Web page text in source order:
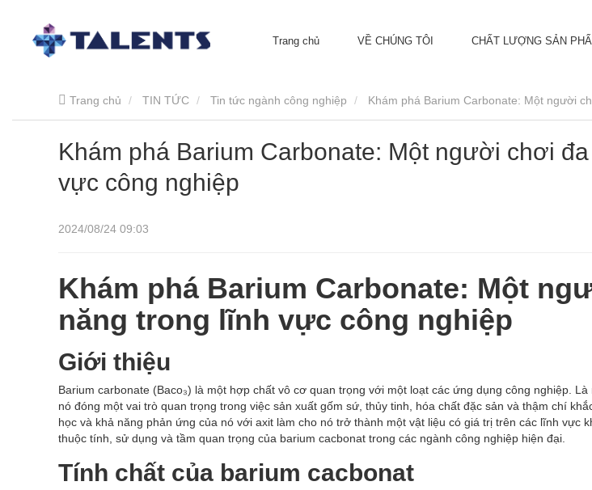
Trang chủ VỀ CHÚNG TÔI CHẤT LƯỢNG SẢN
Trang chủ TIN TỨC Tin tức ngành công nghiệp Khám phá Barium Carbonate: Một người
Khám phá Barium Carbonate: Một người chơi
vực công nghiệp
2024/08/24 09:03
Khám phá Barium Carbonate: Một
năng trong lĩnh vực công nghiệp
Giới thiệu
Barium carbonate (Baco₃) là một hợp chất vô cơ quan trọng với một loạt các ứng dụng công nghiệp. Là
nó đóng một vai trò quan trọng trong việc sản xuất gốm sứ, thủy tinh, hóa chất đặc sản và thậm chí
học và khả năng phản ứng của nó với axit làm cho nó trở thành một vật liệu có giá trị trên các lĩnh vực
thuộc tính, sử dụng và tầm quan trọng của barium cacbonat trong các ngành công nghiệp hiện đại.
Tính chất của barium cacbonat